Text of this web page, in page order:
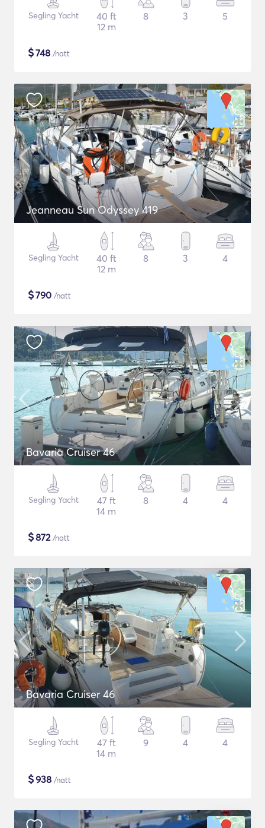
Segling Yacht
40 ft
12 m
8 3 5
$748 /natt
Jeanneau Sun Odyssey 419
Segling Yacht
40 ft
12 m
8 3 4
$790 /natt
Bavaria Cruiser 46
Segling Yacht
47 ft
14 m
8 4 4
$872/natt
Bavaria Cruiser 46
Segling Yacht
47 ft
14 m
9 4 4
$938 /natt